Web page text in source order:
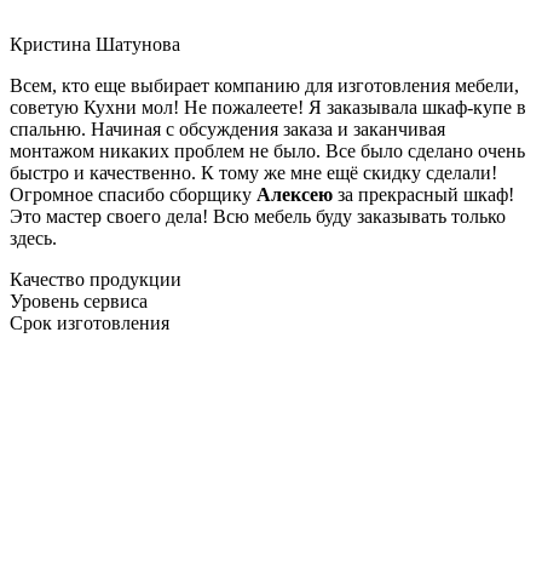
Кристина Шатунова
Всем, кто еще выбирает компанию для изготовления мебели,
советую Кухни мол! Не пожалеете! Я заказывала шкаф-купе в
спальню. Начиная с обсуждения заказа и заканчивая
монтажом никаких проблем не было. Все было сделано очень
быстро и качественно. К тому же мне ещё скидку сделали!
Огромное спасибо сборщику Алексею за прекрасный шкаф!
Это мастер своего дела! Всю мебель буду заказывать только
здесь.
Качество продукции
Уровень сервиса
Срок изготовления